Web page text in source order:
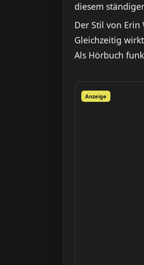
diesem
Der Stil von
Gleichzeitig
Als Hörbuch
Anzeige